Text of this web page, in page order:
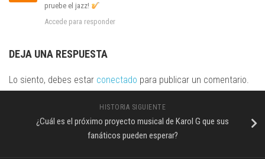
pruebe el jazz!
Accede para responder
DEJA UNA RESPUESTA
Lo siento, debes estar conectado para publicar un comentario.
HISTORIA SIGUIENTE
¿Cuál es el próximo proyecto musical de Karol G que sus
fanáticos pueden esperar?